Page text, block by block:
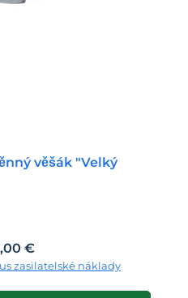
věšák "Velký
cena:
€
zasilatelské náklady